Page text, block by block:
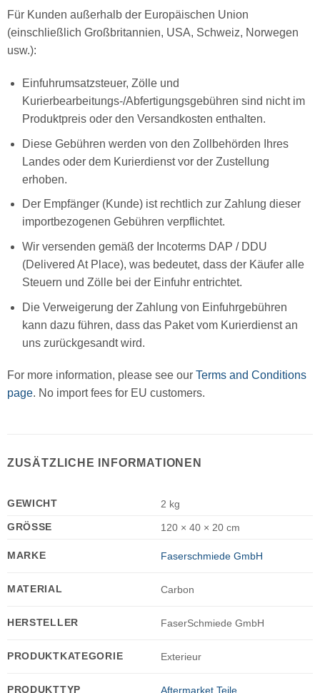
Für Kunden außerhalb der Europäischen Union
(einschließlich Großbritannien, USA, Schweiz, Norwegen
usw.):
Einfuhrumsatzsteuer, Zölle und
Kurierbearbeitungs-/Abfertigungsgebühren sind nicht im
Produktpreis oder den Versandkosten enthalten.
Diese Gebühren werden von den Zollbehörden Ihres
Landes oder dem Kurierdienst vor der Zustellung
erhoben.
Der Empfänger (Kunde) ist rechtlich zur Zahlung dieser
importbezogenen Gebühren verpflichtet.
Wir versenden gemäß der Incoterms DAP / DDU
(Delivered At Place), was bedeutet, dass der Käufer alle
Steuern und Zölle bei der Einfuhr entrichtet.
Die Verweigerung der Zahlung von Einfuhrgebühren
kann dazu führen, dass das Paket vom Kurierdienst an
uns zurückgesandt wird.
For more information, please see our Terms and Conditions
page. No import fees for EU customers.
ZUSÄTZLICHE INFORMATIONEN
GEWICHT
2 kg
GRÖSSE
120 × 40 × 20 cm
MARKE Faserschmiede GmbH
MATERIAL Carbon
HERSTELLER FaserSchmiede GmbH
PRODUKTKATEGORIE Exterieur
PRODUKTTYP Aftermarket Teile